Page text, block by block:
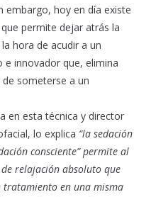
embargo, hoy en día existe
permite dejar atrás la
hora de acudir a un
innovador que, elimina
someterse a un
en esta técnica y director
lo explica “la sedación
consciente” permite al
relajación absoluto que
en una misma